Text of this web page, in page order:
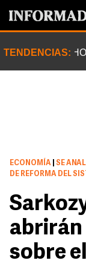
TENDENCIAS:
ECONOMÍA
SE
DE REFORMA DEL
abrirán
sobre